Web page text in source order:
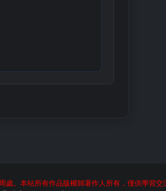
。本站所有作品版權歸著作人所有，僅供學習交